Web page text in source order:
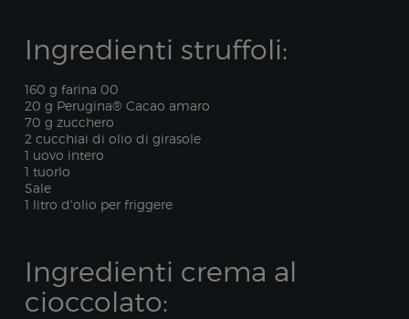
Ingredienti struffoli:
160 g farina 00
20 g Perugina® Cacao amaro
70 g zucchero
2 cucchiai di olio di girasole
1 uovo intero
1 tuorlo
Sale
1 litro d'olio per friggere
Ingredienti crema al
cioccolato: